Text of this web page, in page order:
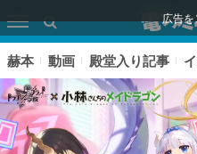
広告
赫本 動画 殿堂入り記事